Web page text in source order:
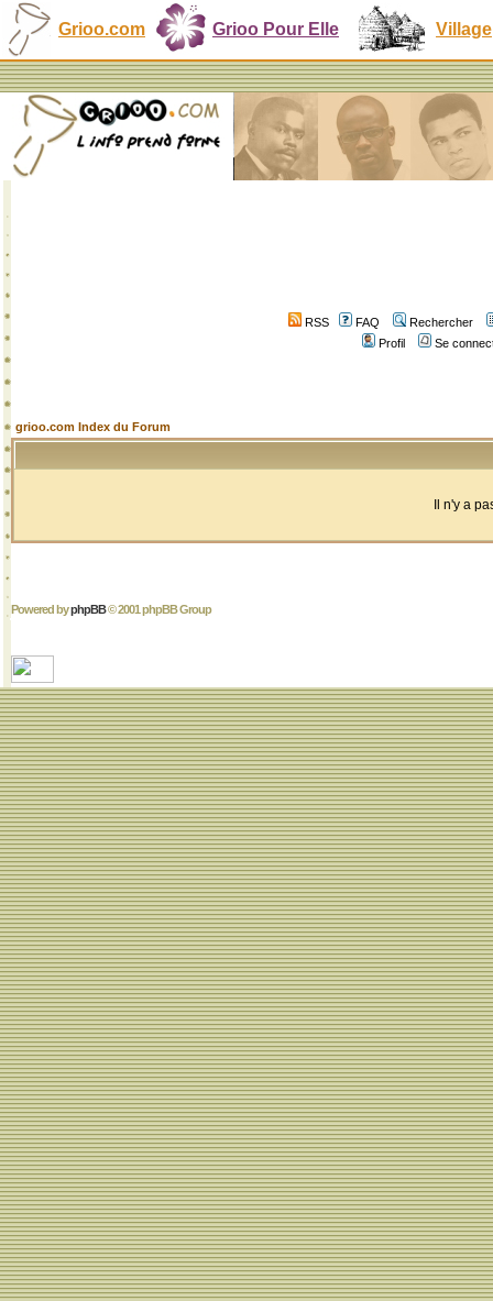
Grioo.com Grioo Pour Elle Village
RSS FAQ
Rechercher
Profil
Se
grioo.com Index du Forum
Il n'y a
Powered byphpBB© 2001 phpBB Group